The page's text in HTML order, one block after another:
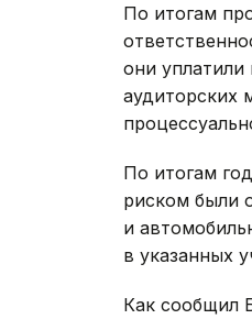
По итогам
они
аудиторских
По итогам
риском были
и
в указанных
Как сообщил